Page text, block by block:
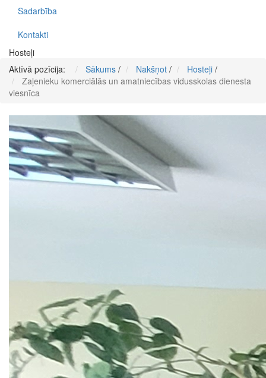
Sadarbība
Kontakti
Hosteļi
Aktīvā pozīcija:
Sākums / Nakšņot / Hosteļi /
Zaļenieku komerciālās un amatniecības vidusskolas dienesta
viesnīca